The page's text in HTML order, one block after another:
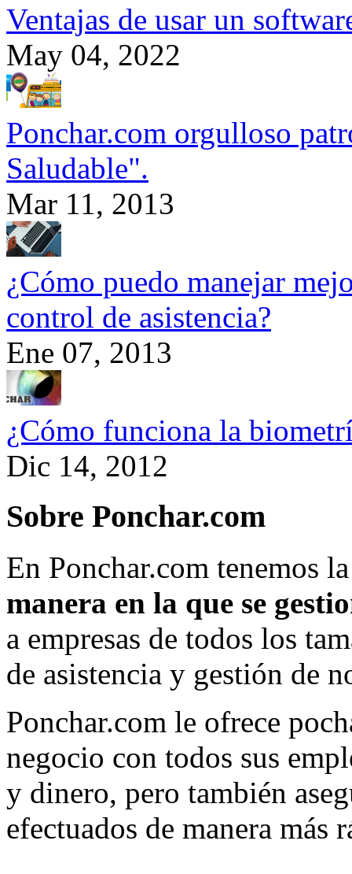
Ventajas de usar un
May 04, 2022
Ponchar.com orgulloso
Saludable".
Mar 11, 2013
¿Cómo puedo manejar
control de asistencia?
Ene 07, 2013
¿Cómo funciona la
Dic 14, 2012
Sobre Ponchar.com
En Ponchar.com tenemos
manera en la que se
a empresas de todos los
de asistencia y gestión de
Ponchar.com le ofrece
negocio con todos sus
y dinero, pero también
efectuados de manera más